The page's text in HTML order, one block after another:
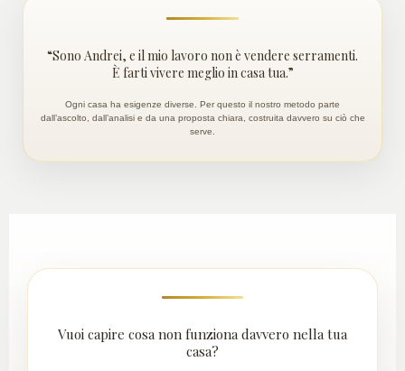
“Sono Andrei, e il mio lavoro non è vendere serramenti.
È farti vivere meglio in casa tua.”
Ogni casa ha esigenze diverse. Per questo il nostro metodo parte
dall’ascolto, dall’analisi e da una proposta chiara, costruita davvero su ciò che
serve.
Vuoi capire cosa non funziona davvero nella tua
casa?